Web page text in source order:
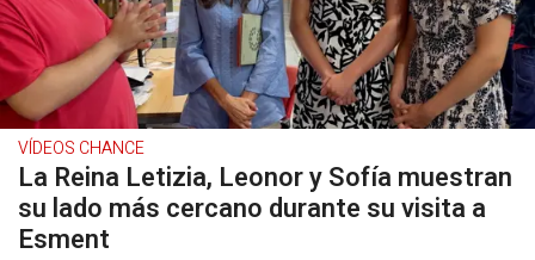
VÍDEOS CHANCE
La Reina Letizia, Leonor y Sofía muestran
su lado más cercano durante su visita a
Esment